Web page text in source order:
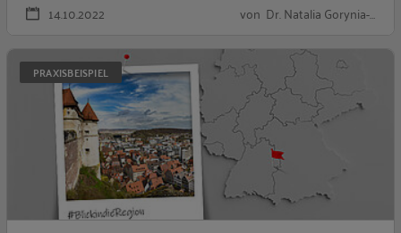
14.10.2022 von Dr. Natalia Gorynia-…
PRAXISBEISPIEL